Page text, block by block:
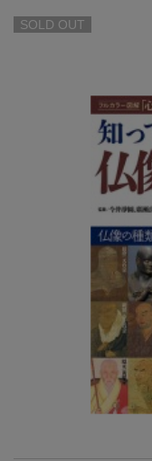
SOLD OUT